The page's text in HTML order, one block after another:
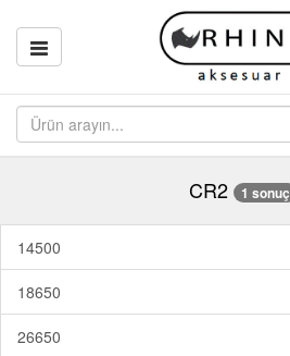
CR2 1 sonuç
14500
18650
26650